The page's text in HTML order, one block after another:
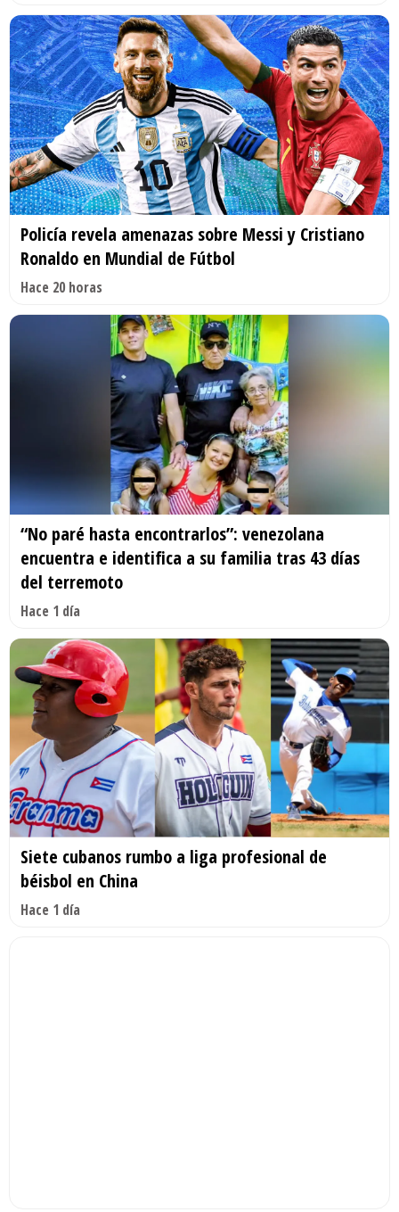
Policía revela amenazas sobre Messi y Cristiano
Ronaldo en Mundial de Fútbol
Hace 20 horas
“No paré hasta encontrarlos”: venezolana
encuentra e identifica a su familia tras 43 días
del terremoto
Hace 1 día
Siete cubanos rumbo a liga profesional de
béisbol en China
Hace 1 día